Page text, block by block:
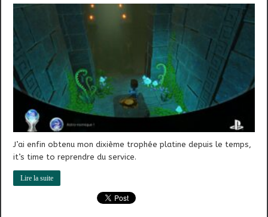
J’ai enfin obtenu mon dixième trophée platine depuis le temps,
it’s time to reprendre du service.
Lire la suite